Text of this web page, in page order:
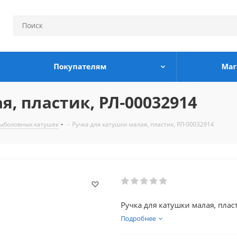
Покупателям
пластик, РЛ-00032914
катушек - Ручка для катушки малая, пластик, РЛ-00032914
Ручка для катушки малая,
Подробнее